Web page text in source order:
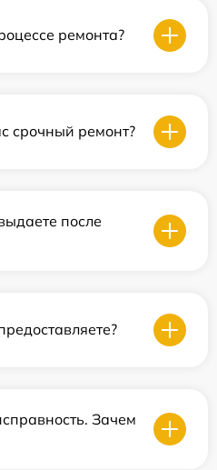
ремонта?
срочный ремонт?
после
Зачем